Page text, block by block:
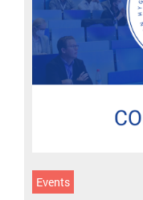
Events